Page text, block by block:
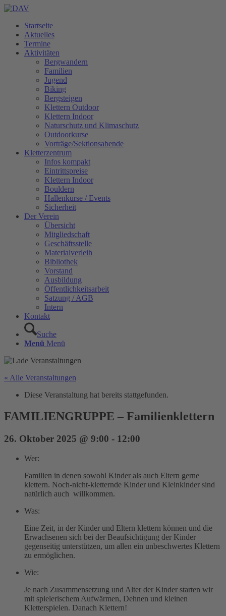
Startseite
Aktuelles
Termine
Aktivitäten
Bergwandern
Familien
Jugend
Biking
Bergsteigen
Klettern Outdoor
Klettern Indoor
Naturschutz und Klimaschutz
Outdoorkurse
Vorträge/Sektionsabende
Kletterzentrum
Infos kompakt
Eintrittspreise
Klettern Indoor
Bouldern
Hallenkurse / Events
Sicherheit
Der Verein
Übersicht
Mitgliedschaft
Geschäftsstelle
Materialverleih
Bibliothek
Vorstand
Ausbildung
Öffentlichkeitsarbeit
Satzung / AGB
Intern
Kontakt
Suche
Menü Menü
« Alle Veranstaltungen
Diese Veranstaltung hat bereits stattgefunden.
FAMILIENGRUPPE – Familienklettern
26. Oktober 2025 @ 9:00 - 12:00
Wer:
Familien in denen sowohl Kinder als auch Eltern gerne
klettern. Noch-nicht-kletternde Kinder und Kleinkinder sind
natürlich auch willkommen.
Was:
Eine Zeit, in der Kinder und Eltern klettern können und die
Erwachsenen sich bei der Beaufsichtigung der Kinder
gegenseitig unterstützen, um allen ein unbeschwertes Klettern
zu ermöglichen.
Wie:
Je nach Zusammensetzung und Alter der Kinder starten wir
mit spielerischem Aufwärmen, Dehnen und kleinen
Kletterspielen. Danach Klettern!